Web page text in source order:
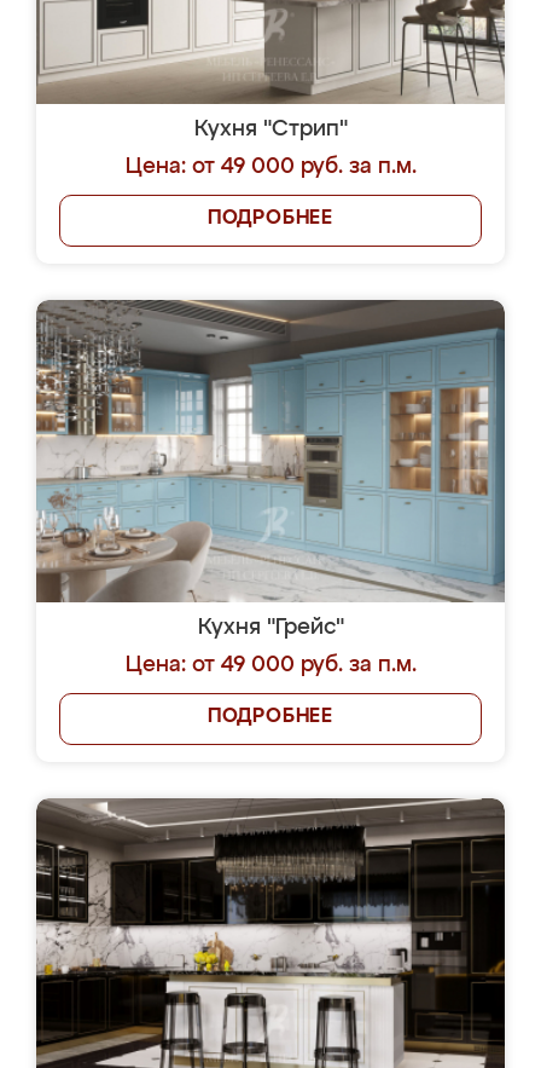
Кухня "Стрип"
Цена: от 49 000 руб. за п.м.
ПОДРОБНЕЕ
Кухня "Грейс"
Цена: от 49 000 руб. за п.м.
ПОДРОБНЕЕ